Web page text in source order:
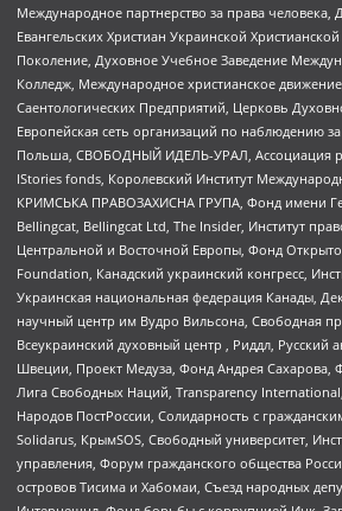
Международное партнерство за права человека,
Евангельских Христиан Украинской
Поколение, Духовное Учебное Заведение
Колледж, Международное христианское
Саентологических Предприятий, Церковь
Европейская сеть организаций по наблюдению
Польша, СВОБОДНЫЙ ИДЕЛЬ-УРАЛ, Ассоциация
IStories fonds, Королевский Институт
КРИМСЬКА ПРАВОЗАХИСНА ГРУПА, Фонд имени
Bellingcat, Bellingcat Ltd, The Insider, Институт
Центральной и Восточной Европы, Фонд
Foundation, Канадский украинский конгресс,
Украинская национальная федерация Канады,
научный центр им Вудро Вильсона, Свободная
Всеукраинский духовный центр , Риддл, Русский
Швеции, Проект Медуза, Фонд Андрея Сахарова,
Лига Свободных Наций, Transparеncy
Народов ПостРоссии, Солидарность с
Solidarus, КрымSOS, Свободный университет,
управления, Форум гражданского общества
островов Тисима и Хабомаи, Съезд народных